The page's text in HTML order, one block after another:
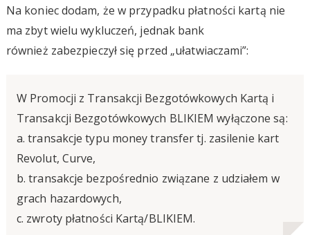
Na koniec dodam, że w przypadku płatności kartą nie
ma zbyt wielu wykluczeń, jednak bank
również zabezpieczył się przed „ułatwiaczami”:
W Promocji z Transakcji Bezgotówkowych Kartą i
Transakcji Bezgotówkowych BLIKIEM wyłączone są:
a. transakcje typu money transfer tj. zasilenie kart
Revolut, Curve,
b. transakcje bezpośrednio związane z udziałem w
grach hazardowych,
c. zwroty płatności Kartą/BLIKIEM.